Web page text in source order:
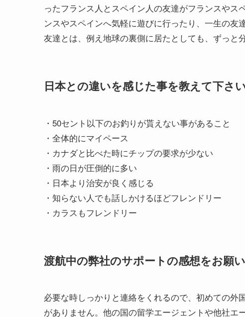
ったフランス人とスペイン人の友達がフランスや
ンスやスペインへ気軽に遊びに行ったり、一生の
友達とは、例え地球の裏側に居たとしても、ずっと
日本との違いを感じた事を教えて下さい
・50セント以下のお釣りが貰えない事があること
・全体的にマイペース
・カナダと比べた時にチップの要求が少ない
・雨の日が圧倒的に多い
・日本より治安が良く感じる
・知らない人でも話しかけるほどフレンドリー
・カラスもフレンドリー
渡航中の弊社のサポートの感想をお願い
必要な時しっかりと連絡をくれるので、初めての
がありません。他の国の留学エージェントや他社